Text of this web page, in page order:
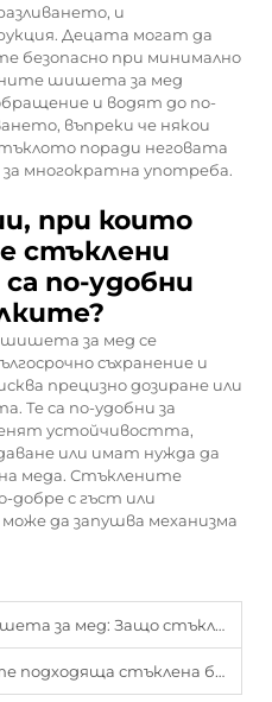
и
Децата могат да
безопасно при минимално
шишета за мед
и водят до по-
въпреки че някои
поради неговата
многократна употреба.
при които
стъклени
по-удобни
за мед се
съхранение и
прецизно дозиране или
Те са по-удобни за
устойчивостта,
или имат нужда да
меда. Стъклените
с гъст или
да запушва механизма
е най-добрата опция за съхранение на мед
стъклена бутилка за кетчъп за ресторанти